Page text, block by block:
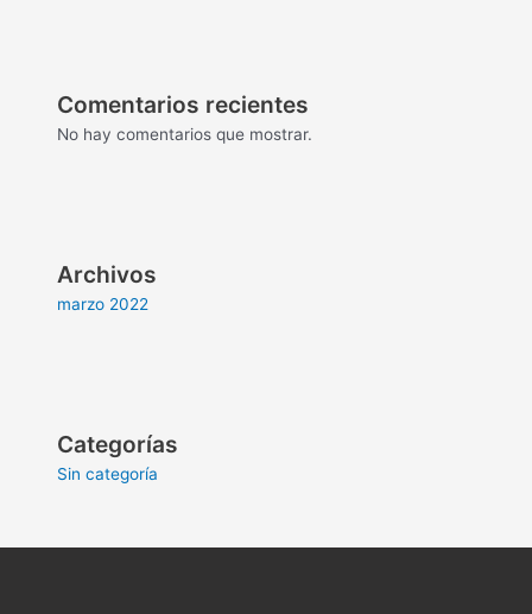
Comentarios recientes
No hay comentarios que mostrar.
Archivos
marzo 2022
Categorías
Sin categoría